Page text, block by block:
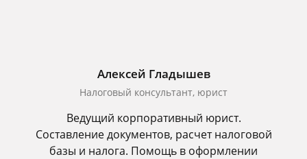
Алексей Гладышев
Налоговый консультант, юрист
Ведущий корпоративный юрист.
Составление документов, расчет налоговой
базы и налога. Помощь в оформлении